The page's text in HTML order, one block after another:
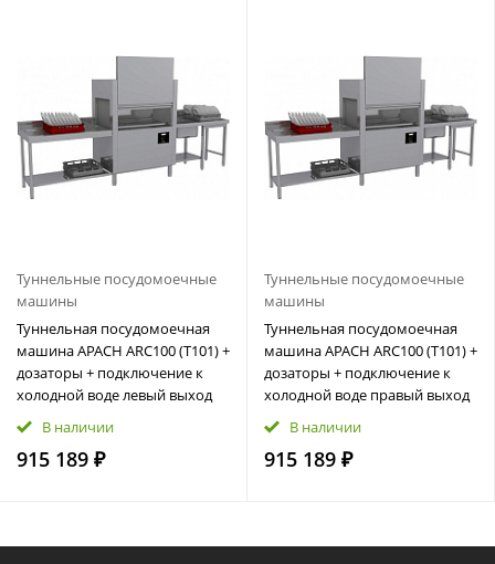
Туннельные посудомоечные
машины
Туннельная посудомоечная
машина APACH ARC100 (T101) +
дозаторы + подключение к
холодной воде левый выход
В наличии
915 189 ₽
Туннельные посудомоечные
машины
Туннельная посудомоечная
машина APACH ARC100 (T101) +
дозаторы + подключение к
холодной воде правый выход
В наличии
915 189 ₽